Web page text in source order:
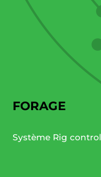
FORAGE
Système Rig control